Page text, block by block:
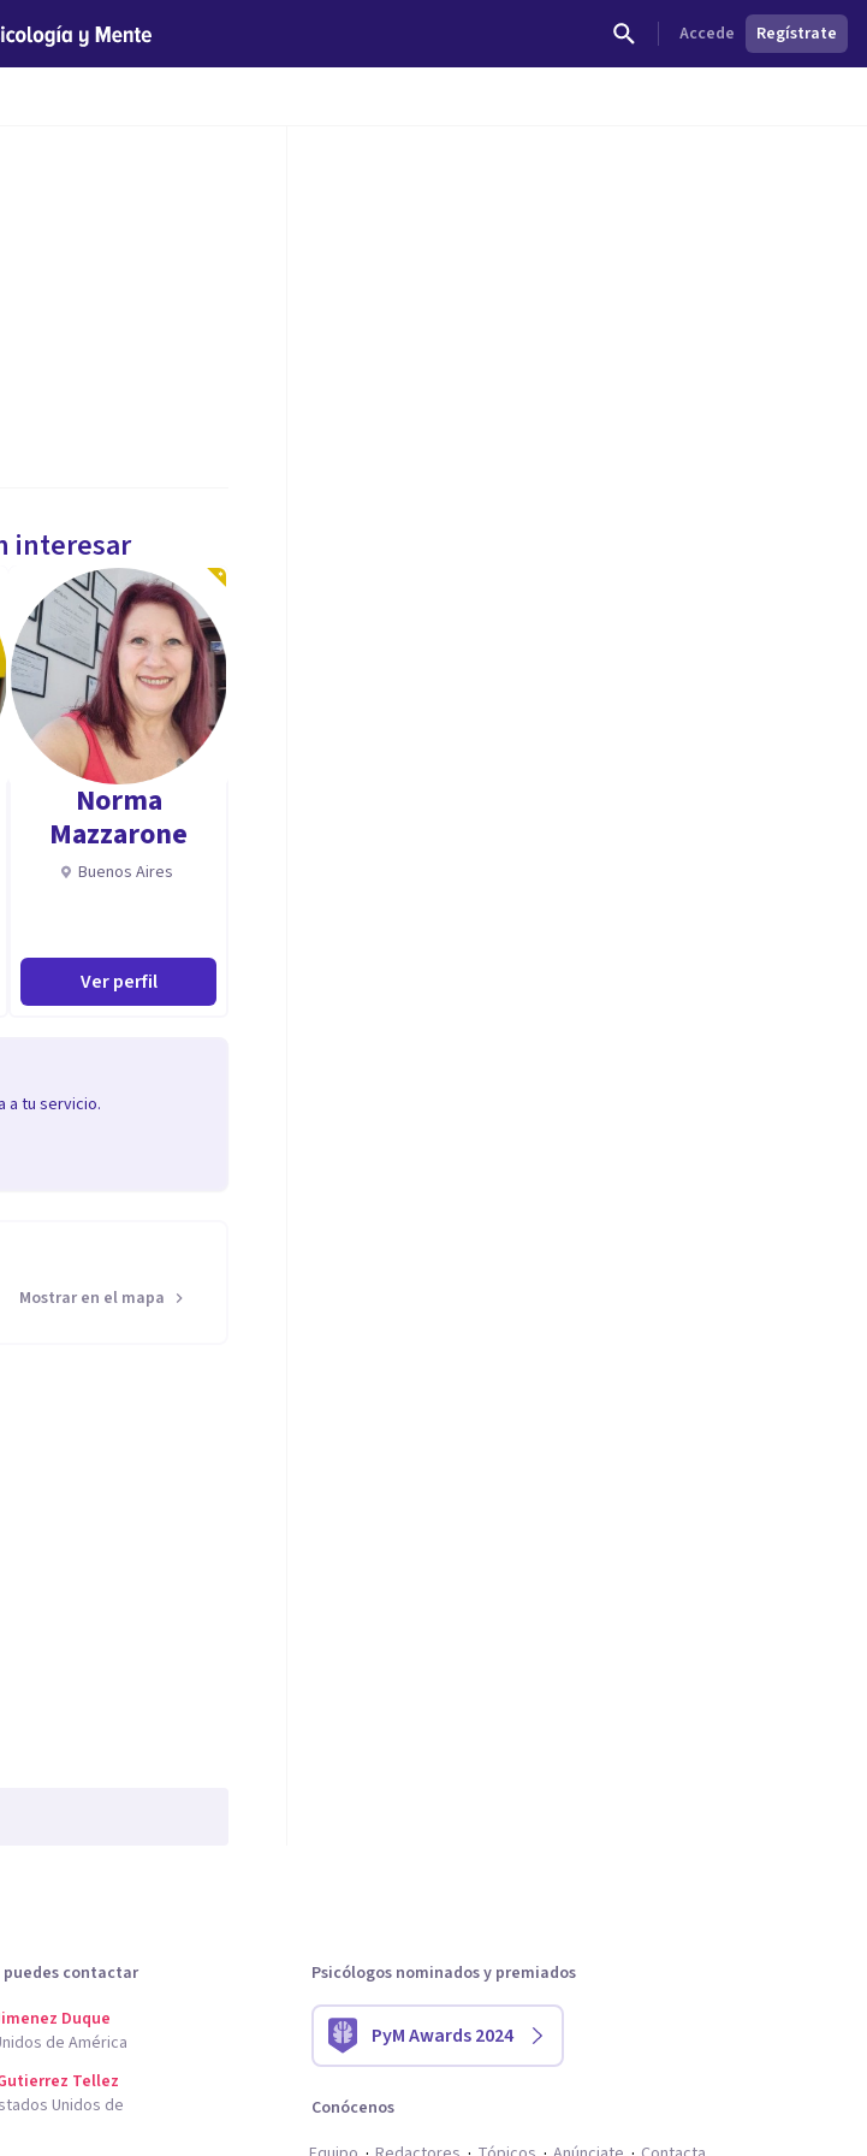
Accede Regístrate
interesar
Norma
Mazzarone
Buenos Aires
Ver perfil
a tu servicio.
Mostrar en el mapa
puedes contactar
Duque
de América
Tellez
Unidos de
Psicólogos nominados y premiados
PyM Awards 2024
Conócenos